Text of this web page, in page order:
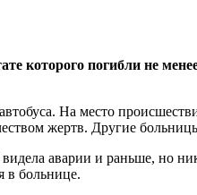
которого погибли не
На место
жертв. Другие
аварии и раньше, но
в больнице.